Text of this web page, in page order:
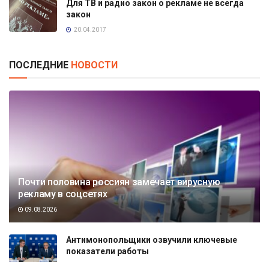
Для ТВ и радио закон о рекламе не всегда
закон
20.04.2017
ПОСЛЕДНИЕ НОВОСТИ
Почти половина россиян замечает вирусную
рекламу в соцсетях
09.08.2026
Антимонопольщики озвучили ключевые
показатели работы